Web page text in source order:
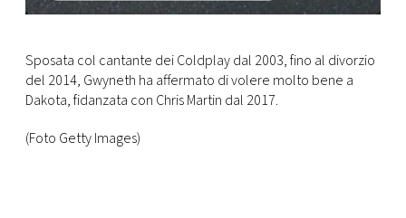
Sposata col cantante dei Coldplay dal 2003, fino al divorzio
del 2014, Gwyneth ha affermato di volere molto bene a
Dakota, fidanzata con Chris Martin dal 2017.
(Foto Getty Images)